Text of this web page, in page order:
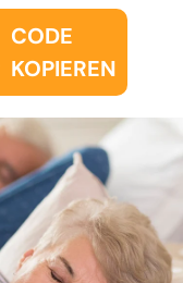
CODE
KOPIEREN